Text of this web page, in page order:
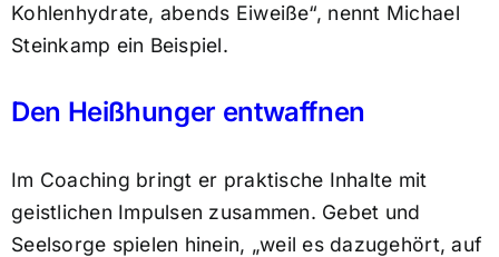
Kohlenhydrate, abends Eiweiße“, nennt Michael
Steinkamp ein Beispiel.
Den Heißhunger entwaffnen
Im Coaching bringt er praktische Inhalte mit
geistlichen Impulsen zusammen. Gebet und
Seelsorge spielen hinein, „weil es dazugehört, auf